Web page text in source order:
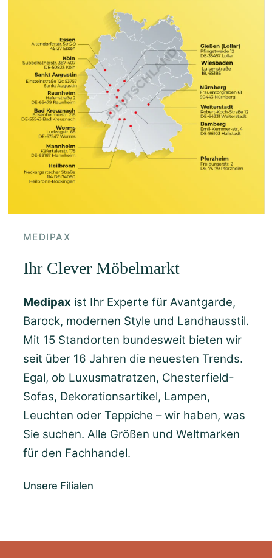
MEDIPAX
Ihr Clever Möbelmarkt
Medipax ist Ihr Experte für Avantgarde,
Barock, modernen Style und Landhausstil.
Mit 15 Standorten bundesweit bieten wir
seit über 16 Jahren die neuesten Trends.
Egal, ob Luxusmatratzen, Chesterfield-
Sofas, Dekorationsartikel, Lampen,
Leuchten oder Teppiche – wir haben, was
Sie suchen. Alle Größen und Weltmarken
für den Fachhandel.
Unsere Filialen